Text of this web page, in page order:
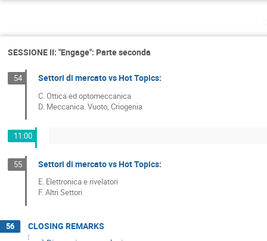
SESSIONE II: "Engage": Parte seconda
54 Settori di mercato vs Hot Topics:
C. Ottica ed optomeccanica
D. Meccanica. Vuoto, Criogenia
11:00
55 Settori di mercato vs Hot Topics:
E. Elettronica e rivelatori
F. Altri Settori
56
CLOSING REMARKS